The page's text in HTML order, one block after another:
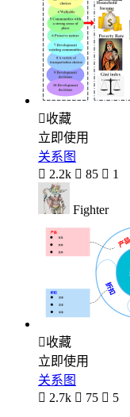
收藏
立即使用
关系图
 2.2k  85  1
Fighter
收藏
立即使用
关系图
 2.7k  75  5